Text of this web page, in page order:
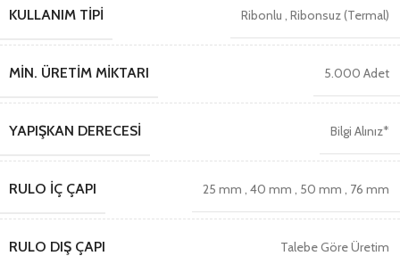
KULLANIM TIPI Ribonlu , Ribonsuz (Termal)
MIN. ÜRETIM MIKTARI 5.000 Adet
YAPIŞKAN DERECESI Bilgi Alınız*
RULO İÇ ÇAPI 25 mm , 40 mm , 50 mm , 76 mm
RULO DIŞ ÇAPI Talebe Göre Üretim